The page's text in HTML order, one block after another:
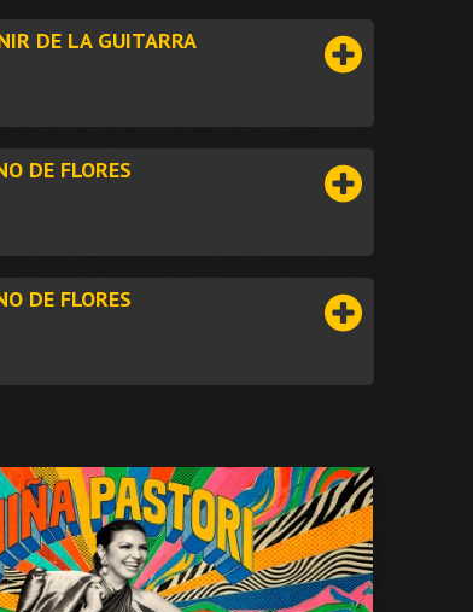
DE LA GUITARRA
DE FLORES
DE FLORES